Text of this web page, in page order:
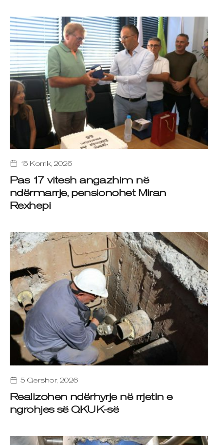
15 Korrik, 2026
Pas 17 vitesh angazhim në
ndërmarrje, pensionohet Miran
Rexhepi
5 Qershor, 2026
Realizohen ndërhyrje në rrjetin e
ngrohjes së QKUK-së